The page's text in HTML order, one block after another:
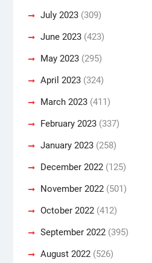
July 2023(309)
June 2023(423)
May 2023(295)
April 2023(324)
March 2023(411)
February 2023(337)
January 2023(258)
December 2022(125)
November 2022(501)
October 2022(412)
September 2022(395)
August 2022(526)